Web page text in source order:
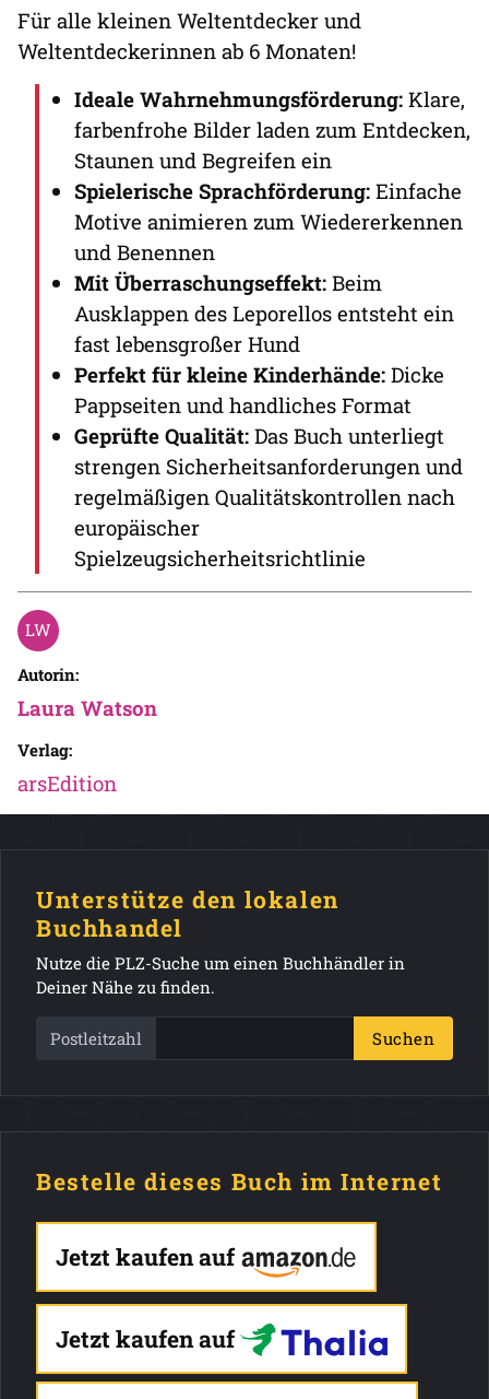
Für alle kleinen Weltentdecker und
Weltentdeckerinnen ab 6 Monaten!
Ideale Wahrnehmungsförderung: Klare,
farbenfrohe Bilder laden zum Entdecken,
Staunen und Begreifen ein
Spielerische Sprachförderung: Einfache
Motive animieren zum Wiedererkennen
und Benennen
Mit Überraschungseffekt: Beim
Ausklappen des Leporellos entsteht ein
fast lebensgroßer Hund
Perfekt für kleine Kinderhände: Dicke
Pappseiten und handliches Format
Geprüfte Qualität: Das Buch unterliegt
strengen Sicherheitsanforderungen und
regelmäßigen Qualitätskontrollen nach
europäischer
Spielzeugsicherheitsrichtlinie
Autorin:
Laura Watson
Verlag:
arsEdition
Unterstütze den lokalen
Buchhandel
Nutze die PLZ-Suche um einen Buchhändler in
Deiner Nähe zu finden.
Postleitzahl Suchen
Bestelle dieses Buch im Internet
Jetzt kaufen auf
Jetzt kaufen auf